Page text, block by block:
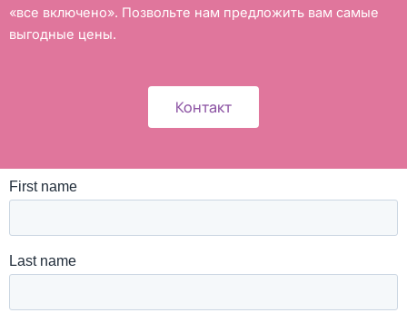
«все включено». Позвольте нам предложить вам самые
выгодные цены.
Контакт